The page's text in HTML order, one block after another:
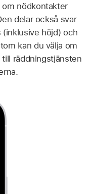
nödkontakter
delar också svar
höjd) och
kan du välja om
räddningstjänsten